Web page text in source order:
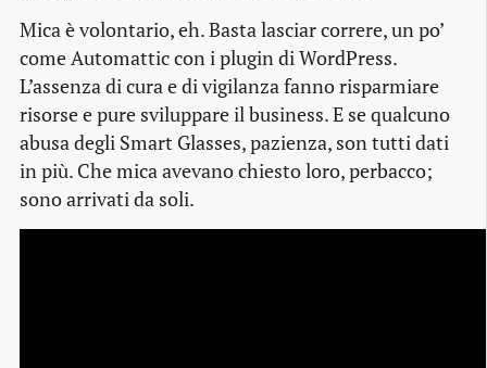
Mica è volontario, eh. Basta lasciar correre, un po’
come Automattic con i plugin di WordPress.
L’assenza di cura e di vigilanza fanno risparmiare
risorse e pure sviluppare il business. E se qualcuno
abusa degli Smart Glasses, pazienza, son tutti dati
in più. Che mica avevano chiesto loro, perbacco;
sono arrivati da soli.